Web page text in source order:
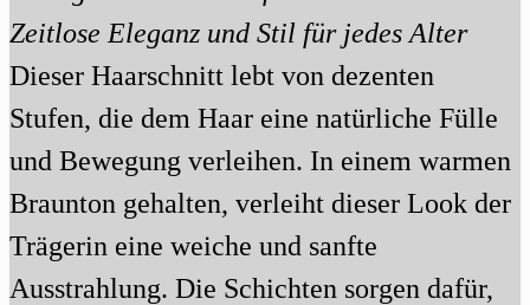
Dieser Haarschnitt lebt von dezenten
Stufen, die dem Haar eine natürliche Fülle
und Bewegung verleihen. In einem warmen
Braunton gehalten, verleiht dieser Look der
Trägerin eine weiche und sanfte
Ausstrahlung. Die Schichten sorgen dafür,